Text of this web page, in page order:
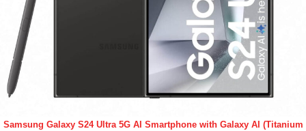
Samsung Galaxy S24 Ultra 5G AI Smartphone with Galaxy AI (Titanium